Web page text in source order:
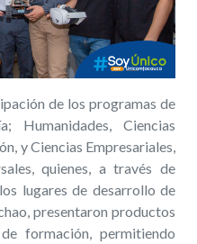
de los programas de
Humanidades, Ciencias
y Ciencias Empresariales,
quienes, a través de
lugares de desarrollo de
presentaron productos
formación, permitiendo